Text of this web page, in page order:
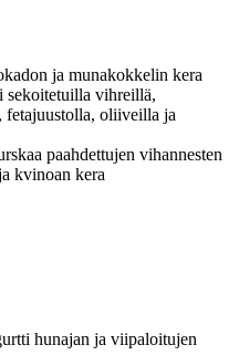
ja munakokkelin kera
sekoitetuilla vihreillä,
oliiveilla ja
paahdettujen vihannesten
kvinoan kera
hunajan ja viipaloitujen